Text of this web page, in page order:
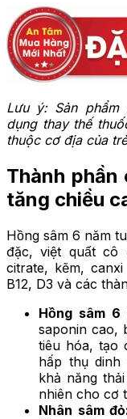
Lưu ý: Sản
dụng thay thế
thuộc cơ địa của
Thành phần
tăng chiều
Hồng sâm 6 năm
đặc, việt quất cô
citrate, kẽm,
B12, D3 và các
Hồng sâm 6
saponin cao,
tiêu hóa, tạo
hấp thụ dinh
khả năng
nhiên cho cơ
Nhân sâm